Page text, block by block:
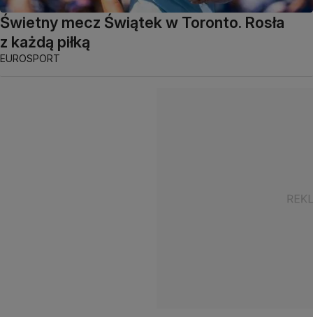
Świetny mecz Świątek w Toronto. Rosła
z każdą piłką
EUROSPORT